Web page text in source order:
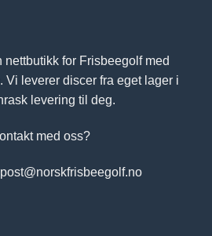
nettbutikk for Frisbeegolf med
Vi leverer discer fra eget lager i
levering til deg.
med oss?